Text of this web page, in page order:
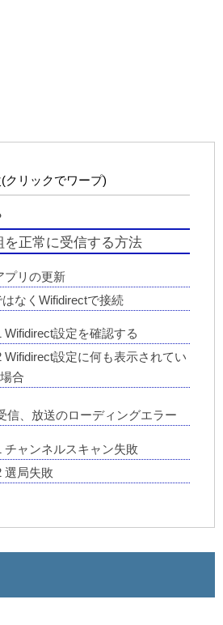
(クリックでワープ)
を正常に受信する方法
プリの更新
なくWifidirectで接続
Wifidirect設定を確認する
Wifidirect設定に何も表示されてい
合
信、放送のローディングエラー
チャンネルスキャン失敗
選局失敗